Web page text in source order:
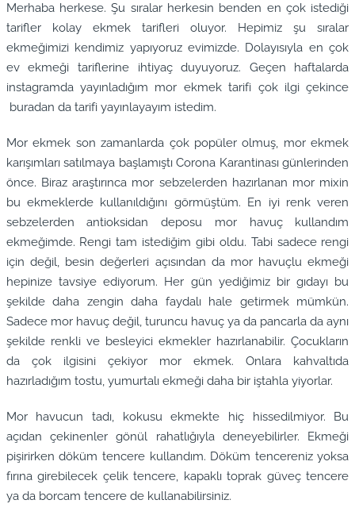
Merhaba herkese. Şu sıralar herkesin benden en çok istediği
tarifler kolay ekmek tarifleri oluyor. Hepimiz şu sıralar
ekmeğimizi kendimiz yapıyoruz evimizde. Dolayısıyla en çok
ev ekmeği tariflerine ihtiyaç duyuyoruz. Geçen haftalarda
instagramda yayınladığım mor ekmek tarifi çok ilgi çekince
buradan da tarifi yayınlayayım istedim.
Mor ekmek son zamanlarda çok popüler olmuş, mor ekmek
karışımları satılmaya başlamıştı Corona Karantinası günlerinden
önce. Biraz araştırınca mor sebzelerden hazırlanan mor mixin
bu ekmeklerde kullanıldığını görmüştüm. En iyi renk veren
sebzelerden antioksidan deposu mor havuç kullandım
ekmeğimde. Rengi tam istediğim gibi oldu. Tabi sadece rengi
için değil, besin değerleri açısından da mor havuçlu ekmeği
hepinize tavsiye ediyorum. Her gün yediğimiz bir gıdayı bu
şekilde daha zengin daha faydalı hale getirmek mümkün.
Sadece mor havuç değil, turuncu havuç ya da pancarla da aynı
şekilde renkli ve besleyici ekmekler hazırlanabilir. Çocukların
da çok ilgisini çekiyor mor ekmek. Onlara kahvaltıda
hazırladığım tostu, yumurtalı ekmeği daha bir iştahla yiyorlar.
Mor havucun tadı, kokusu ekmekte hiç hissedilmiyor. Bu
açıdan çekinenler gönül rahatlığıyla deneyebilirler. Ekmeği
pişirirken döküm tencere kullandım. Döküm tencereniz yoksa
fırına girebilecek çelik tencere, kapaklı toprak güveç tencere
ya da borcam tencere de kullanabilirsiniz.